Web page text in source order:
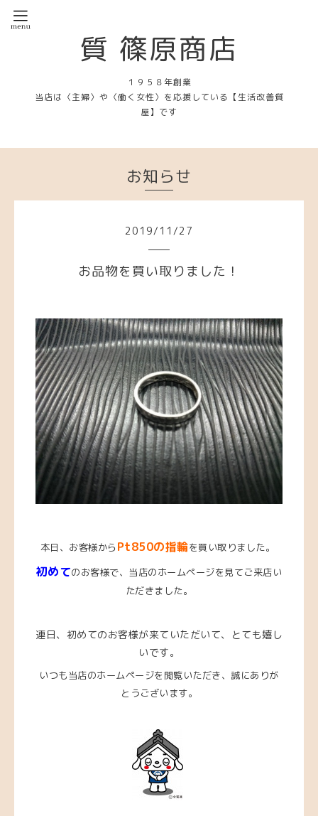
質 篠原商店
１９５８年創業
当店は〈主婦〉や〈働く女性〉を応援している【生活改善質
屋】です
お知らせ
2019/ 11 /27
お品物を買い取りました！
本日、お客様から Pt850の指輪を買い取りました。
初めてのお客様で、当店のホームページを見てご来店い
ただきました。
連日、初めてのお客様が来ていただいて、とても嬉し
いです。
いつも当店のホームページを閲覧いただき、 誠にありが
とうございます。